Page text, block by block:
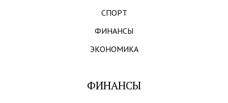
СПОРТ
ФИНАНСЫ
ЭКОНОМИКА
ФИНАНСЫ